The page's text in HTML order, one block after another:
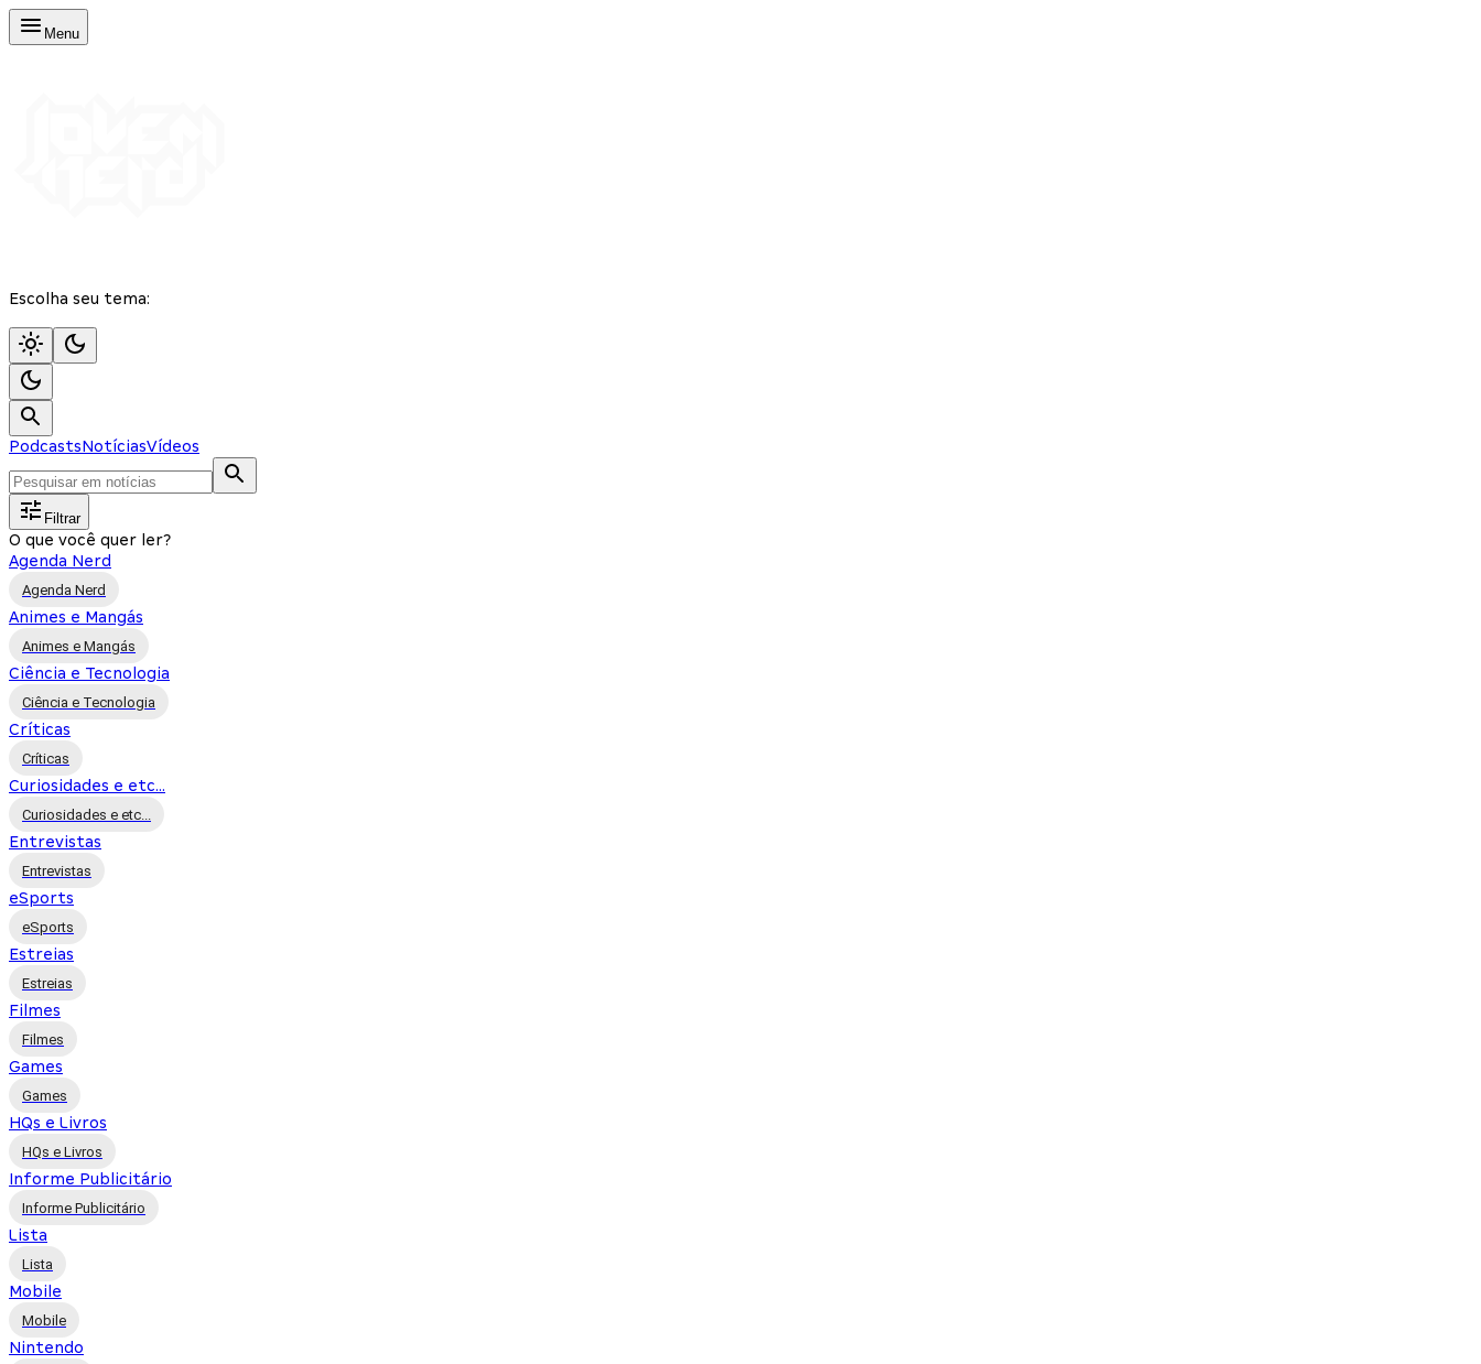
Menu
Escolha seu tema:
PodcastsNotíciasVídeos
Filtrar
O que você quer ler?
Agenda Nerd
Agenda Nerd
Animes e Mangás
Animes e Mangás
Ciência e Tecnologia
Ciência e Tecnologia
Críticas
Críticas
Curiosidades e etc...
Curiosidades e etc...
Entrevistas
Entrevistas
eSports
eSports
Estreias
Estreias
Filmes
Filmes
Games
Games
HQs e Livros
HQs e Livros
Informe Publicitário
Informe Publicitário
Lista
Lista
Mobile
Mobile
Nintendo